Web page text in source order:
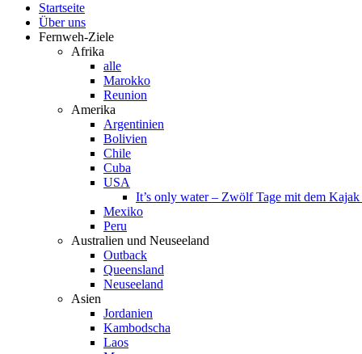
Startseite
Über uns
Fernweh-Ziele
Afrika
alle
Marokko
Reunion
Amerika
Argentinien
Bolivien
Chile
Cuba
USA
It’s only water – Zwölf Tage mit dem
Mexiko
Peru
Australien und Neuseeland
Outback
Queensland
Neuseeland
Asien
Jordanien
Kambodscha
Laos